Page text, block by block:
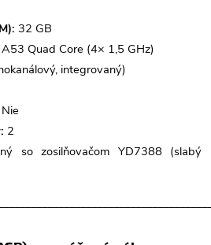
32 GB
Quad Core (4× 1,5 GHz)
integrovaný)
Nie
2
so zosilňovačom YD7388 (slabý